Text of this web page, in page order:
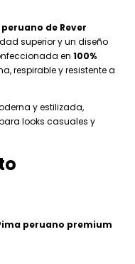
de Rever
superior y un diseño
en 100%
respirable y resistente a
y estilizada,
looks casuales y
peruano premium